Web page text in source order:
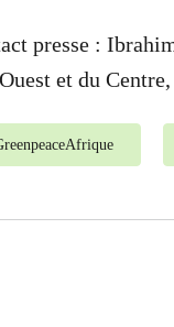
presse :
et du Centre,